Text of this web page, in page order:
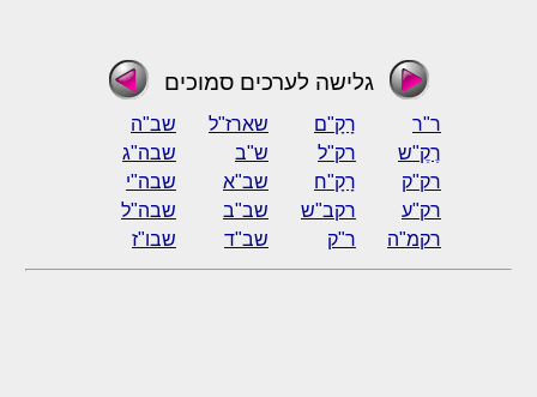
גלישה לערכים סמוכים
ר"ר רָקָ"ם שארז"ל
שב"ה
רֶקֶ"ש
רק"ל ש"ב
שבה"ג
רק"ק
רָקָ"ח שב"א
שבה"י
רק"ע
רקב"ש שב"ב
שבה"ל
רקמ"ה
ר"ק שב"ד שבו"ז